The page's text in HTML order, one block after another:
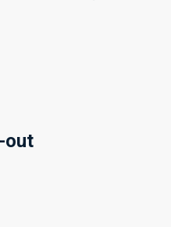
out